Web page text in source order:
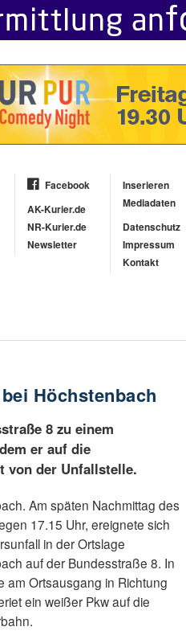
Facebook
AK-Kurier.de
NR-Kurier.de
Newsletter
Inserieren
Mediadaten
Datenschutz
Impressum
Kontakt
Höchstenbach
8 zu einem
er auf die
von der Unfallstelle.
Am späten Nachmittag des
17.15 Uhr, ereignete sich
in der Ortslage
auf der Bundesstraße 8. In
am Ortsausgang in Richtung
ein weißer Pkw auf die